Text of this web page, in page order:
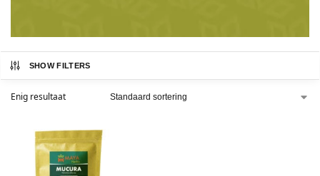
SHOW FILTERS
Enig resultaat